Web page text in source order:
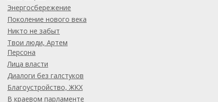
Энергосбережение
Поколение нового века
Никто не забыт
Твои люди, Артем
Персона
Лица власти
Диалоги без галстуков
Благоустройство, ЖКХ
В краевом парламенте